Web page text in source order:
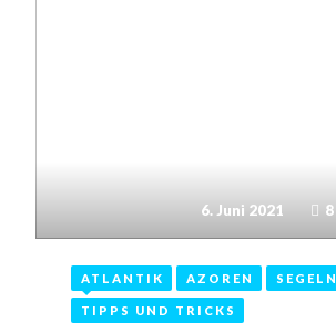
6. Juni 2021 8
ATLANTIK AZOREN SEGELN
TIPPS UND TRICKS